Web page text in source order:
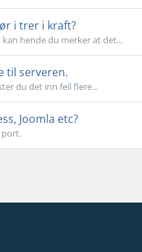
i trer i kraft?
hende du merker at det...
til serveren.
du det inn feil flere...
Joomla etc?
port.